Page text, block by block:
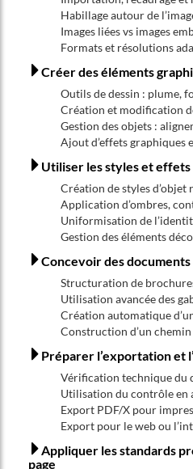
Habillage autour de
Images liées vs images
Formats et résolutions
Créer des éléments
Outils de dessin : plume,
Création et modification
Gestion des objets :
Ajout d’effets graphiques
Utiliser les styles et
Création de styles d’objet
Application d’ombres,
Uniformisation de
Gestion des éléments
Concevoir des documents
Structuration de
Utilisation avancée des
Création automatique
Construction d’un
Préparer l’exportation et
Vérification technique du
Utilisation du contrôle en
Export PDF/X pour
Export pour le web ou
Appliquer les standards
page